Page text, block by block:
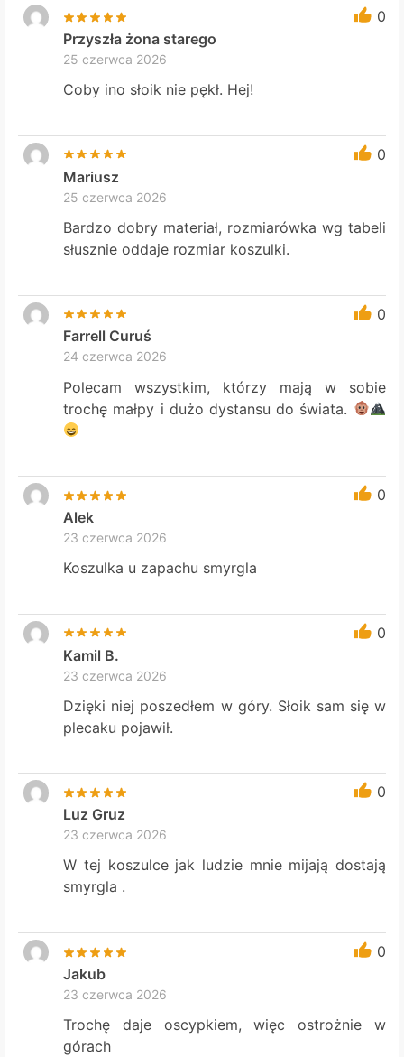
0
Przyszła żona starego
25 czerwca 2026
Coby ino słoik nie pękł. Hej!
0
Mariusz
25 czerwca 2026
Bardzo dobry materiał, rozmiarówka wg tabeli
słusznie oddaje rozmiar koszulki.
0
Farrell Curuś
24 czerwca 2026
Polecam wszystkim, którzy mają w sobie
trochę małpy i dużo dystansu do świata.
0
Alek
23 czerwca 2026
Koszulka u zapachu smyrgla
0
Kamil B.
23 czerwca 2026
Dzięki niej poszedłem w góry. Słoik sam się w
plecaku pojawił.
0
Luz Gruz
23 czerwca 2026
W tej koszulce jak ludzie mnie mijają dostają
smyrgla .
0
Jakub
23 czerwca 2026
Trochę daje oscypkiem, więc ostrożnie w
górach